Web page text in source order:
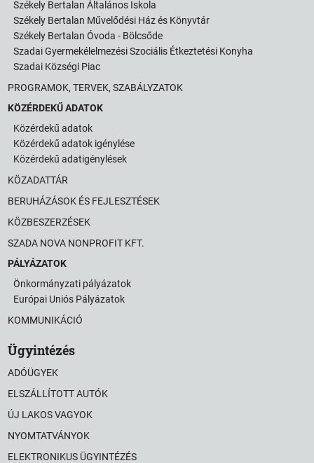
Székely Bertalan Általános Iskola
Székely Bertalan Művelődési Ház és Könyvtár
Székely Bertalan Óvoda - Bölcsőde
Szadai Gyermekélelmezési Szociális Étkeztetési Konyha
Szadai Községi Piac
PROGRAMOK, TERVEK, SZABÁLYZATOK
KÖZÉRDEKŰ ADATOK
Közérdekű adatok
Közérdekű adatok igénylése
Közérdekű adatigénylések
KÖZADATTÁR
BERUHÁZÁSOK ÉS FEJLESZTÉSEK
KÖZBESZERZÉSEK
SZADA NOVA NONPROFIT KFT.
PÁLYÁZATOK
Önkormányzati pályázatok
Európai Uniós Pályázatok
KOMMUNIKÁCIÓ
Ügyintézés
ADÓÜGYEK
ELSZÁLLÍTOTT AUTÓK
ÚJ LAKOS VAGYOK
NYOMTATVÁNYOK
ELEKTRONIKUS ÜGYINTÉZÉS